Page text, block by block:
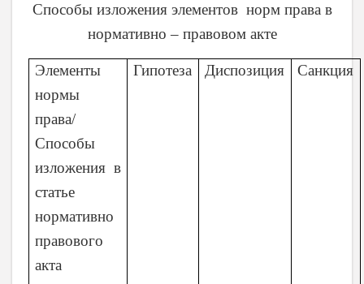
Способы изложения элементов норм права в
нормативно – правовом акте
Элементы
нормы
права/
Способы
изложения в
статье
нормативно
правового
акта
Гипотеза Диспозиция Санкция